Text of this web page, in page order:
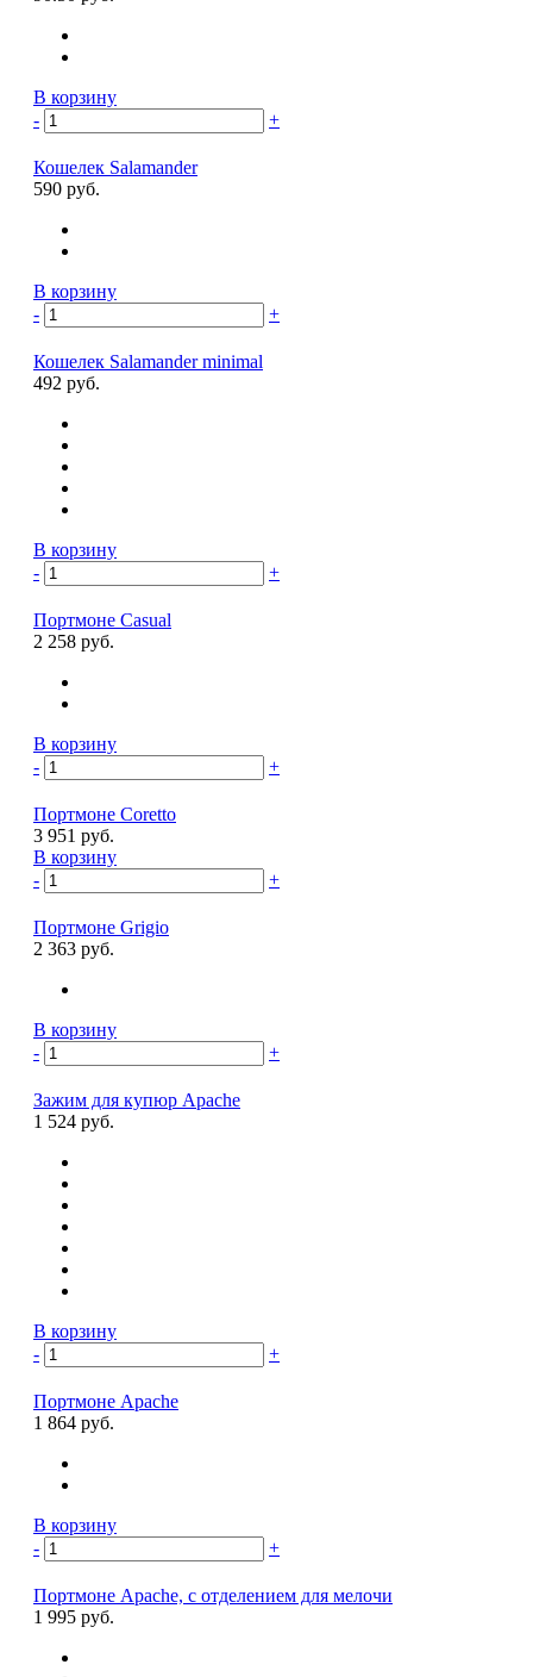
В корзину
-
+
Кошелек Salamander
590 руб.
В корзину
-
+
Кошелек Salamander minimal
492 руб.
В корзину
-
+
Портмоне Casual
2 258 руб.
В корзину
-
+
Портмоне Coretto
3 951 руб.
В корзину
-
+
Портмоне Grigio
2 363 руб.
В корзину
-
+
Зажим для купюр Apache
1 524 руб.
В корзину
-
+
Портмоне Apache
1 864 руб.
В корзину
-
+
Портмоне Apache, с отделением для мелочи
1 995 руб.